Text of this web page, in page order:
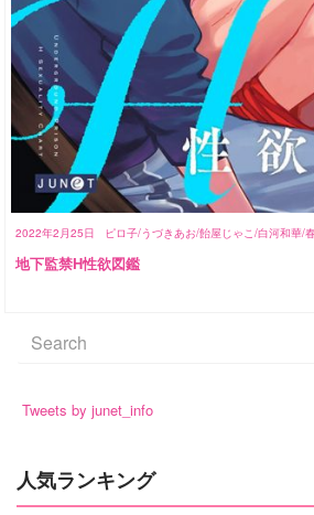
2022年2月25日 ピロ子/うづきあお/飴屋じゃこ/白河和華/
地下監禁H性欲図鑑
Tweets by junet_info
人気ランキング